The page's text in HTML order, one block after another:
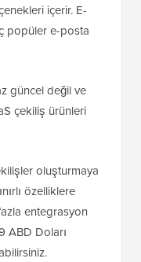
içerir. E-
popüler e-posta
güncel değil ve
çekiliş ürünleri
oluşturmaya
özelliklere
entegrasyon
ABD Doları